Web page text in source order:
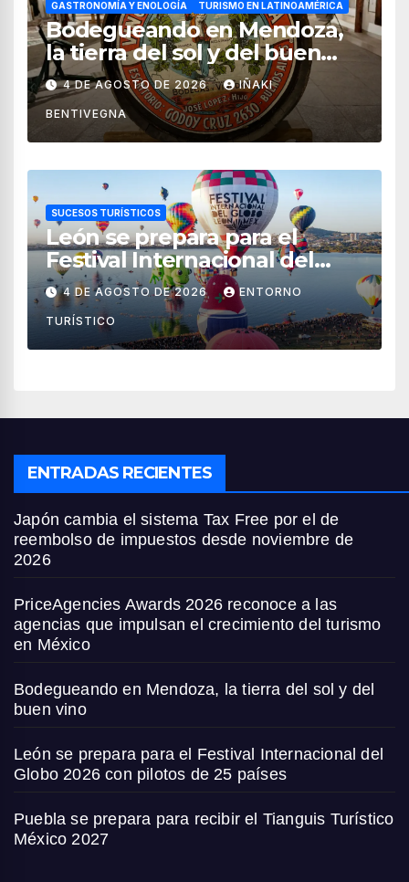
GASTRONOMÍA Y ENOLOGÍA TURISMO EN LATINOAMÉRICA
Bodegueando en Mendoza,
la tierra del sol y del buen
vino
4 DE AGOSTO DE 2026 IÑAKI
BENTIVEGNA
SUCESOS TURÍSTICOS
León se prepara para el
Festival Internacional del
Globo 2026 con pilotos de 25
países
4 DE AGOSTO DE 2026 ENTORNO
TURÍSTICO
ENTRADAS RECIENTES
Japón cambia el sistema Tax Free por el de
reembolso de impuestos desde noviembre de
2026
PriceAgencies Awards 2026 reconoce a las
agencias que impulsan el crecimiento del turismo
en México
Bodegueando en Mendoza, la tierra del sol y del
buen vino
León se prepara para el Festival Internacional del
Globo 2026 con pilotos de 25 países
Puebla se prepara para recibir el Tianguis Turístico
México 2027